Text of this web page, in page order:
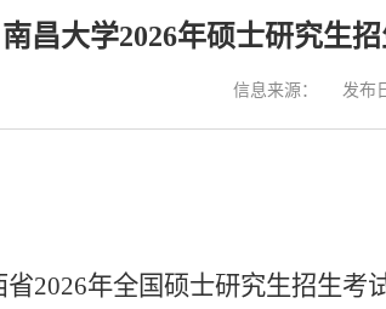
南昌大学2026年硕士研究生
信息来源： 发布
省2026年全国硕士研究生招生考